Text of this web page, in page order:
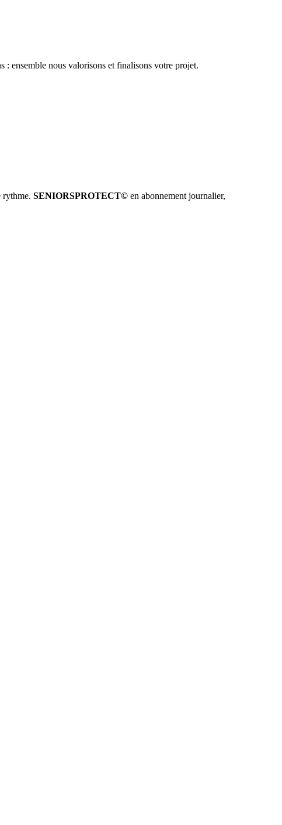
ensemble nous valorisons et finalisons votre projet.
rythme. SENIORSPROTECT© en abonnement journalier,